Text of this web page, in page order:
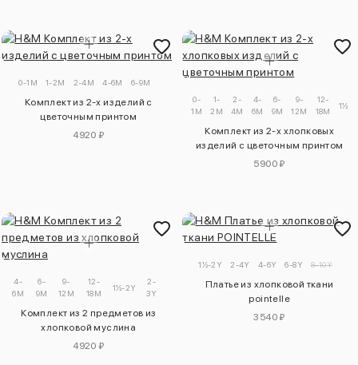
0-1M 1-2M 2-4M 4-6M 6-9M
Комплект из 2-х изделий с
цветочным принтом
4920 ₽
0-
1M
1-
2M
2-
4M
4-
6M
6-
9M
9-
12M
12-
18M
1½-
Комплект из 2-х хлопковых
изделий с цветочным принтом
5900 ₽
4-
6M
6-
9M
9-
12M
12-
18M
1½-2Y
2-
3Y
Комплект из 2 предметов из
хлопковой муслина
4920 ₽
1½-2Y 2-4Y 4-6Y 6-8Y 8-10Y
Платье из хлопковой ткани
pointelle
3540 ₽